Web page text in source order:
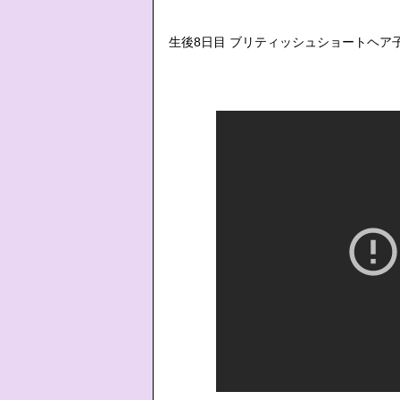
生後8日目 ブリティッシュショートヘア